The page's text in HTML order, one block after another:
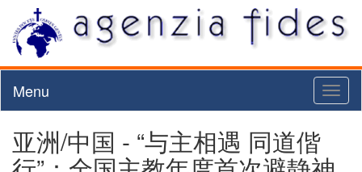
Menu
亚洲/中国 - “与主相遇 同道偕